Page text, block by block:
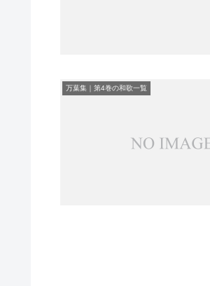
万葉集｜第4巻の和歌一覧